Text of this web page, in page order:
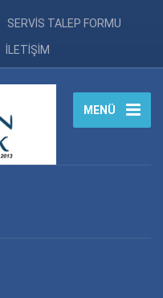
SERVİS TALEP FORMU
İLETİŞİM
MENÜ